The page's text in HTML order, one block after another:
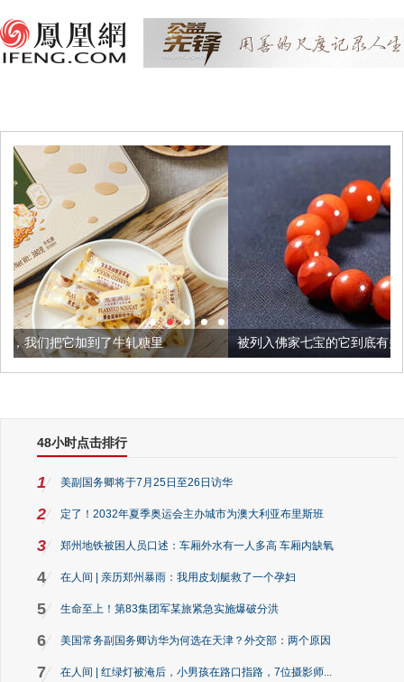
轧糖里 被列入佛家七宝的它到底有多美？
48小时点击排行
1 美副国务卿将于7月25日至26日访华
2 定了！2032年夏季奥运会主办城市为澳大利亚布里斯班
3 郑州地铁被困人员口述：车厢外水有一人多高 车厢内缺氧
4 在人间 | 亲历郑州暴雨：我用皮划艇救了一个孕妇
5 生命至上！第83集团军某旅紧急实施爆破分洪
6 美国常务副国务卿访华为何选在天津？外交部：两个原因
7 在人间 | 红绿灯被淹后，小男孩在路口指路，7位摄影师...